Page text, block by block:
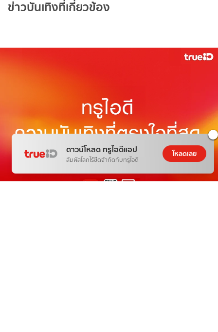
ข่าวบันเทิงที่เกี่ยวข้อง
ดาวน์โหลด ทรูไอดีแอป
สัมผัสโลกไร้ขีดจำกัดกับทรูไอดี
โหลดเลย